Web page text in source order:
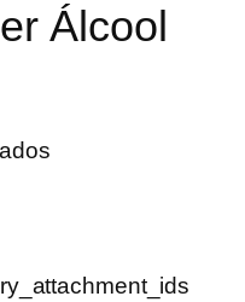
Álcool